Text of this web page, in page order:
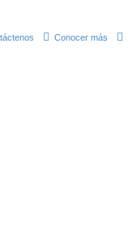
Conocer más